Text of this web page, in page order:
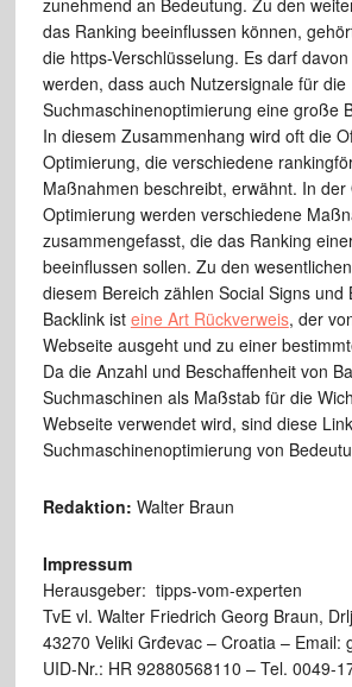
das Ranking beeinflussen können,
die https-Verschlüsselung. Es darf
werden, dass auch Nutzersignale für die
Suchmaschinenoptimierung eine große
In diesem Zusammenhang wird oft die
Optimierung, die verschiedene
Maßnahmen beschreibt, erwähnt. In der
Optimierung werden verschiedene
zusammengefasst, die das Ranking
beeinflussen sollen. Zu den
diesem Bereich zählen Social Signs und
Backlink ist eine Art Rückverweis, der
Webseite ausgeht und zu einer
Da die Anzahl und Beschaffenheit von
Suchmaschinen als Maßstab für die
Webseite verwendet wird, sind diese
Suchmaschinenoptimierung von
Redaktion: Walter Braun
Impressum
Herausgeber: tipps-vom-experten
TvE vl. Walter Friedrich Georg Braun,
43270 Veliki Grđevac – Croatia – Email:
UID-Nr.: HR 92880568110 – Tel. 0049-